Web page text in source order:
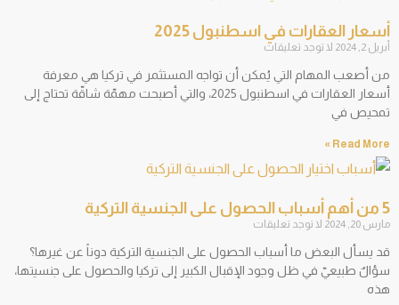
أسعار العقارات في اسطنبول 2025
أبريل 2, 2024 لا توجد تعليقات
من أصعب المهام التي يُمكن أن تواجه المستثمر في تركيا هي معرفة
أسعار العقارات في اسطنبول 2025، والتي أصبحت مهمّة شاقّة تحتاج إلى
تمحيص في
Read More »
مارس 20, 2024 لا توجد تعليقات
قد يسأل البعض ما أسباب الحصول على الجنسية التركية دوناً عن غيرها؟
سؤالٌ طبيعيّ في ظل وجود الإقبال الكبير إلى تركيا والحصول على جنسيتها،
هذه